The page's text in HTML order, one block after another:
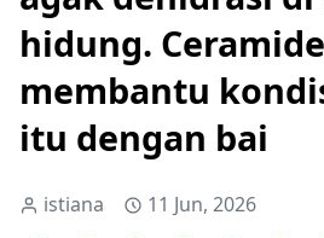
hidung.
membantu
itu dengan bai
istiana 11 Jun, 2026